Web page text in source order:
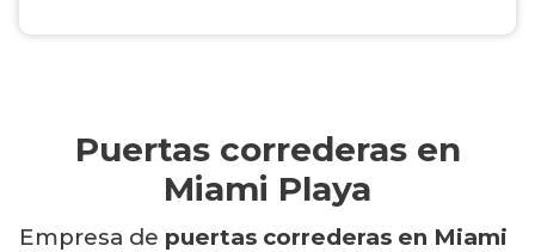
Puertas correderas en
Miami Playa
Empresa de puertas correderas en Miami